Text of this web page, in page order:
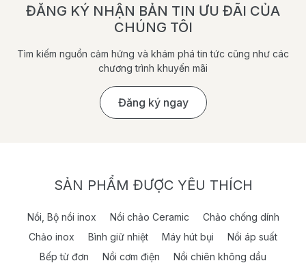
ĐĂNG KÝ NHẬN BẢN TIN ƯU ĐÃI CỦA
CHÚNG TÔI
Tìm kiếm nguồn cảm hứng và khám phá tin tức cũng như các
chương trình khuyến mãi
Đăng ký ngay
SẢN PHẨM ĐƯỢC YÊU THÍCH
Nồi, Bộ nồi inox Nồi chảo Ceramic
Chảo chống dính
Chảo inox
Bình giữ nhiệt Máy hút bụi
Nồi áp suất
Bếp từ đơn
Nồi cơm điện
Nồi chiên không dầu